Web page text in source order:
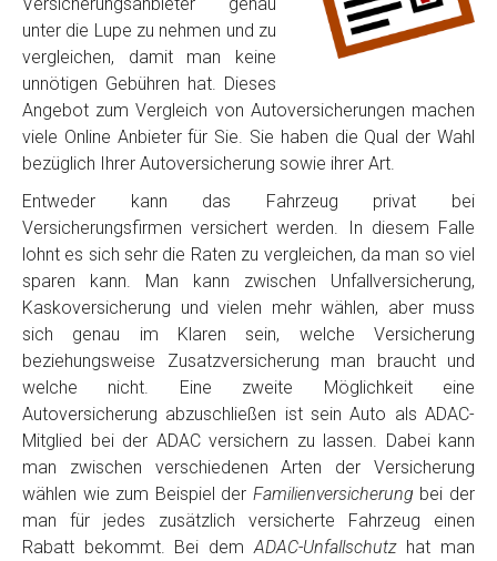
unter die Lupe zu nehmen und zu
vergleichen, damit man keine
unnötigen Gebühren hat. Dieses
Angebot zum Vergleich von Autoversicherungen machen
viele Online Anbieter für Sie. Sie haben die Qual der Wahl
bezüglich Ihrer Autoversicherung sowie ihrer Art.
Entweder kann das Fahrzeug privat bei
Versicherungsfirmen versichert werden. In diesem Falle
lohnt es sich sehr die Raten zu vergleichen, da man so viel
sparen kann. Man kann zwischen Unfallversicherung,
Kaskoversicherung und vielen mehr wählen, aber muss
sich genau im Klaren sein, welche Versicherung
beziehungsweise Zusatzversicherung man braucht und
welche nicht. Eine zweite Möglichkeit eine
Autoversicherung abzuschließen ist sein Auto als ADAC-
Mitglied bei der ADAC versichern zu lassen. Dabei kann
man zwischen verschiedenen Arten der Versicherung
wählen wie zum Beispiel der Familienversicherung bei der
man für jedes zusätzlich versicherte Fahrzeug einen
Rabatt bekommt. Bei demADAC-Unfallschutzhat man